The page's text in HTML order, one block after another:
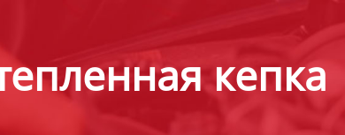
кепка